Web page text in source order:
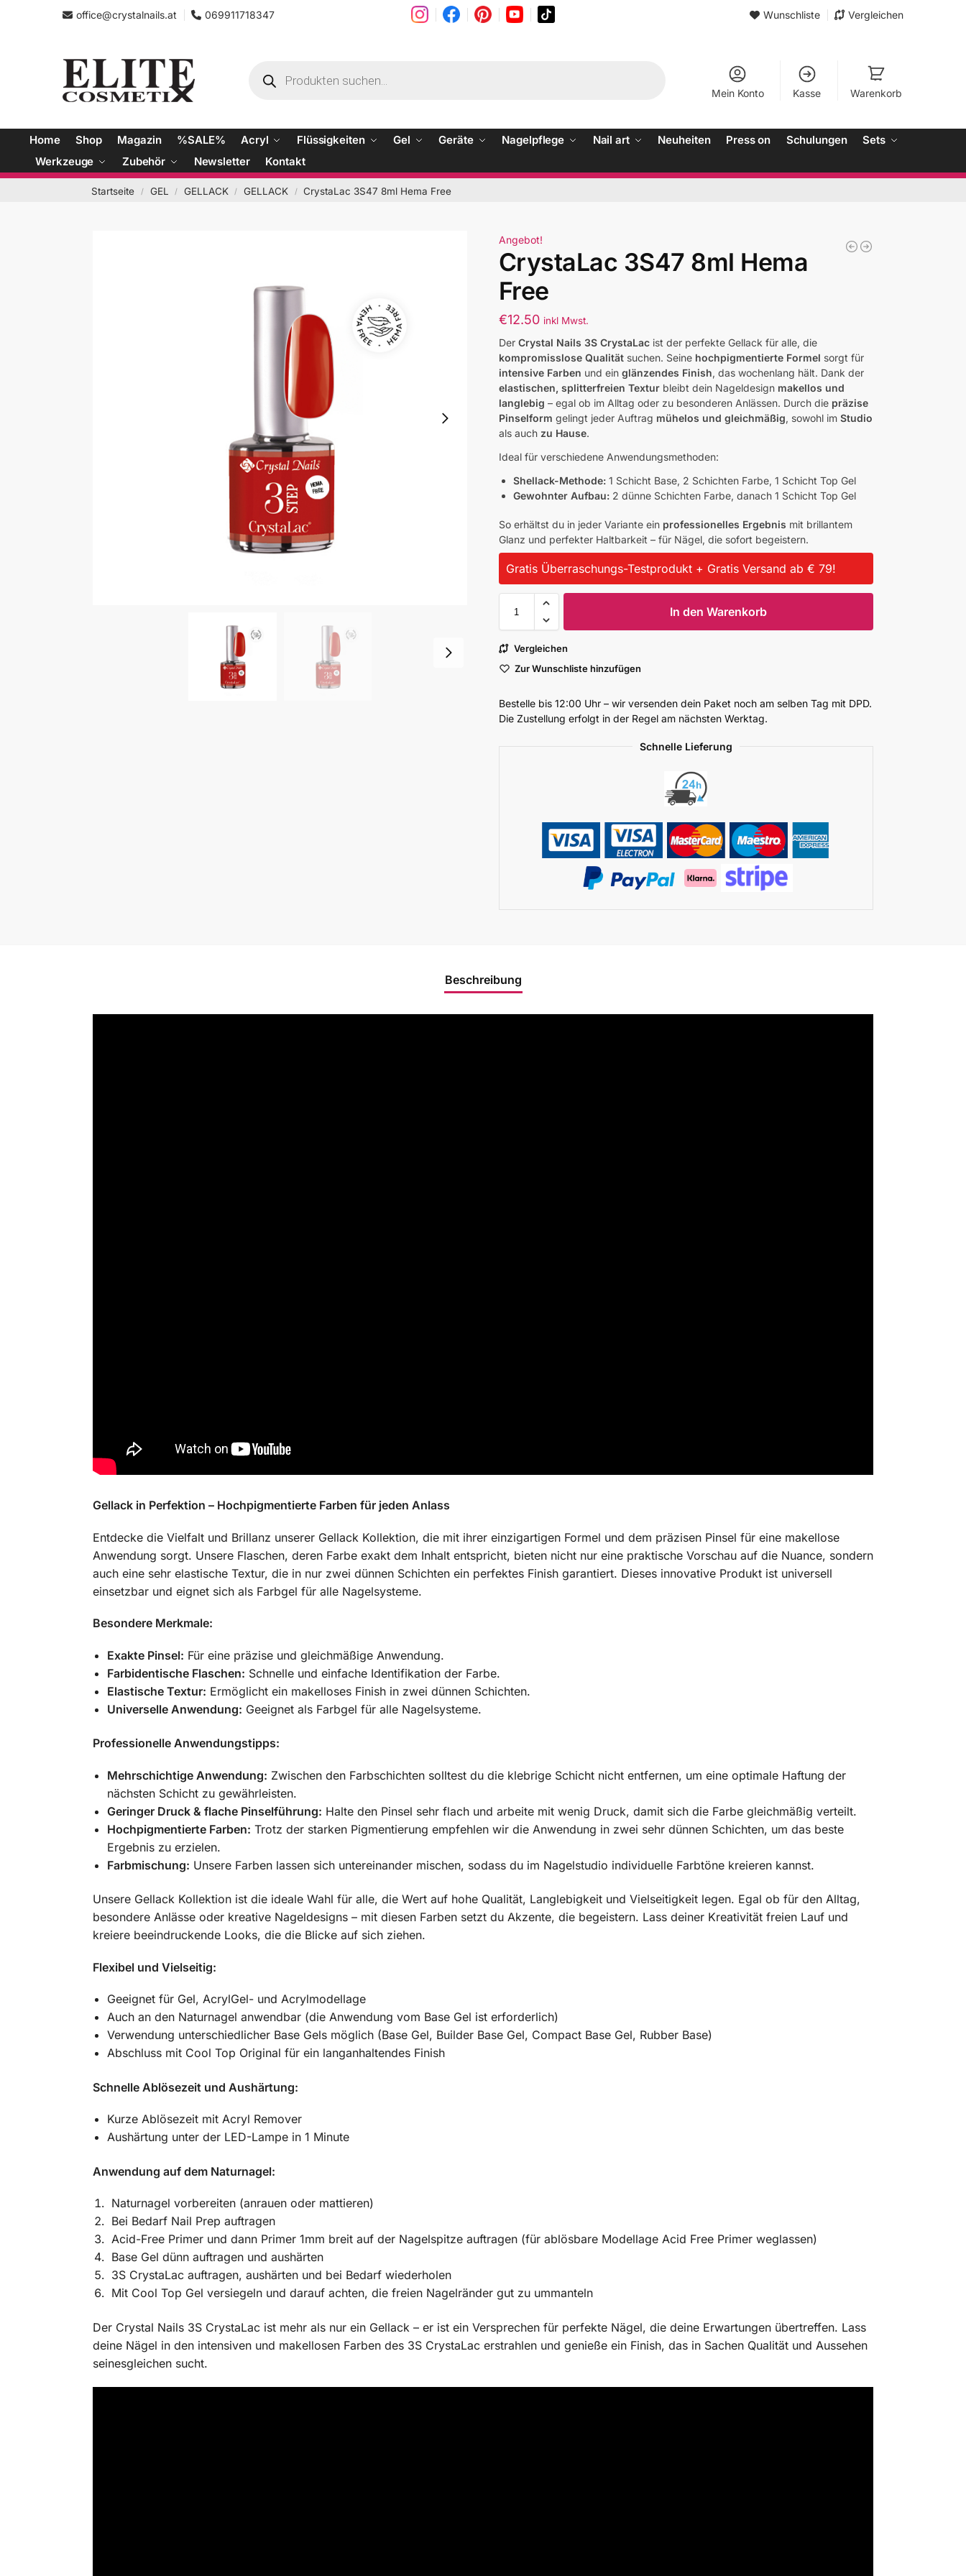
office@crystalnails.at 069911718347 Wunschliste Vergleichen
Mein Konto Kasse Warenkorb
Home Shop Magazin %SALE% Acryl Flüssigkeiten Gel Geräte Nagelpflege Nail art Neuheiten Press on Schulungen
Sets
Werkzeuge
Zubehör Newsletter Kontakt
Startseite / GEL / GELLACK / GELLACK / CrystaLac 3S47 8ml Hema Free
Angebot!
CrystaLac 3S47 8ml Hema
Free
€12.50 inkl Mwst.
Der Crystal Nails 3S CrystaLacist der perfekte Gellack für alle, die
kompromisslose Qualitätsuchen. Seine hochpigmentierte Formel sorgt für
intensive Farben und ein glänzendes Finish, das wochenlang hält. Dank der
elastischen, splitterfreien Texturbleibt dein Nageldesign makellos und
langlebig – egal ob im Alltag oder zu besonderen Anlässen. Durch die präzise
Pinselform gelingt jeder Auftrag mühelos und gleichmäßig, sowohl im Studio
als auch zu Hause.
Ideal für verschiedene Anwendungsmethoden:
Shellack-Methode:1 Schicht Base, 2 Schichten Farbe, 1 Schicht Top Gel
Gewohnter Aufbau:2 dünne Schichten Farbe, danach 1 Schicht Top Gel
So erhältst du in jeder Variante ein professionelles Ergebnis mit brillantem
Glanz und perfekter Haltbarkeit – für Nägel, die sofort begeistern.
Gratis Überraschungs-Testprodukt + Gratis Versand ab € 79!
In den Warenkorb
Vergleichen
Zur Wunschliste hinzufügen
Bestelle bis 12:00 Uhr – wir versenden dein Paket noch am selben Tag mit DPD.
Die Zustellung erfolgt in der Regel am nächsten Werktag.
Schnelle Lieferung
Beschreibung
Gellack in Perfektion – Hochpigmentierte Farben für jeden Anlass
Entdecke die Vielfalt und Brillanz unserer Gellack Kollektion, die mit ihrer einzigartigen Formel und dem präzisen Pinsel für eine makellose
Anwendung sorgt. Unsere Flaschen, deren Farbe exakt dem Inhalt entspricht, bieten nicht nur eine praktische Vorschau auf die Nuance, sondern
auch eine sehr elastische Textur, die in nur zwei dünnen Schichten ein perfektes Finish garantiert. Dieses innovative Produkt ist universell
einsetzbar und eignet sich als Farbgel für alle Nagelsysteme.
Besondere Merkmale:
Exakte Pinsel: Für eine präzise und gleichmäßige Anwendung.
Farbidentische Flaschen: Schnelle und einfache Identifikation der Farbe.
Elastische Textur: Ermöglicht ein makelloses Finish in zwei dünnen Schichten.
Universelle Anwendung: Geeignet als Farbgel für alle Nagelsysteme.
Professionelle Anwendungstipps:
Mehrschichtige Anwendung: Zwischen den Farbschichten solltest du die klebrige Schicht nicht entfernen, um eine optimale Haftung der
nächsten Schicht zu gewährleisten.
Geringer Druck & flache Pinselführung: Halte den Pinsel sehr flach und arbeite mit wenig Druck, damit sich die Farbe gleichmäßig verteilt.
Hochpigmentierte Farben: Trotz der starken Pigmentierung empfehlen wir die Anwendung in zwei sehr dünnen Schichten, um das beste
Ergebnis zu erzielen.
Farbmischung: Unsere Farben lassen sich untereinander mischen, sodass du im Nagelstudio individuelle Farbtöne kreieren kannst.
Unsere Gellack Kollektion ist die ideale Wahl für alle, die Wert auf hohe Qualität, Langlebigkeit und Vielseitigkeit legen. Egal ob für den Alltag,
besondere Anlässe oder kreative Nageldesigns – mit diesen Farben setzt du Akzente, die begeistern. Lass deiner Kreativität freien Lauf und
kreiere beeindruckende Looks, die die Blicke auf sich ziehen.
Flexibel und Vielseitig:
Geeignet für Gel, AcrylGel- und Acrylmodellage
Auch an den Naturnagel anwendbar (die Anwendung vom Base Gel ist erforderlich)
Verwendung unterschiedlicher Base Gels möglich (Base Gel, Builder Base Gel, Compact Base Gel, Rubber Base)
Abschluss mit Cool Top Original für ein langanhaltendes Finish
Schnelle Ablösezeit und Aushärtung:
Kurze Ablösezeit mit Acryl Remover
Aushärtung unter der LED-Lampe in 1 Minute
Anwendung auf dem Naturnagel:
Naturnagel vorbereiten (anrauen oder mattieren)
Bei Bedarf Nail Prep auftragen
Acid-Free Primer und dann Primer 1mm breit auf der Nagelspitze auftragen (für ablösbare Modellage Acid Free Primer weglassen)
Base Gel dünn auftragen und aushärten
3S CrystaLac auftragen, aushärten und bei Bedarf wiederholen
Mit Cool Top Gel versiegeln und darauf achten, die freien Nagelränder gut zu ummanteln
Der Crystal Nails 3S CrystaLac ist mehr als nur ein Gellack – er ist ein Versprechen für perfekte Nägel, die deine Erwartungen übertreffen. Lass
deine Nägel in den intensiven und makellosen Farben des 3S CrystaLac erstrahlen und genieße ein Finish, das in Sachen Qualität und Aussehen
seinesgleichen sucht.